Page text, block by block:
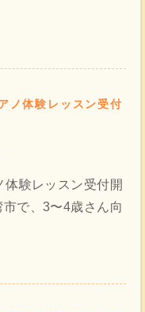
ノ体験レッスン受付
体験レッスン受付開
で、3〜4歳さん向